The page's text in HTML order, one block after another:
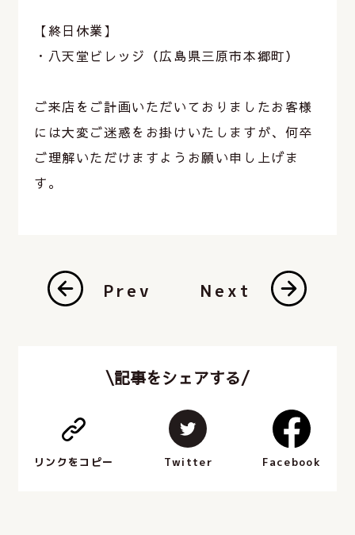
【終日休業】
・八天堂ビレッジ（広島県三原市本郷町）
ご来店をご計画いただいておりましたお客様
には大変ご迷惑をお掛けいたしますが、何卒
ご理解いただけますようお願い申し上げま
す。
Prev Next
\記事をシェアする/
リンクをコピー Twitter Facebook